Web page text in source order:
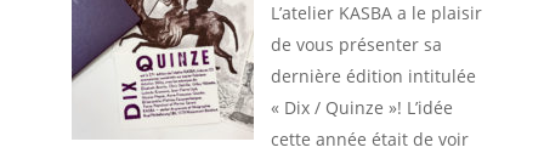
L’atelier KASBA a le plaisir
de vous présenter sa
dernière édition intitulée
« Dix / Quinze »! L’idée
cette année était de voir